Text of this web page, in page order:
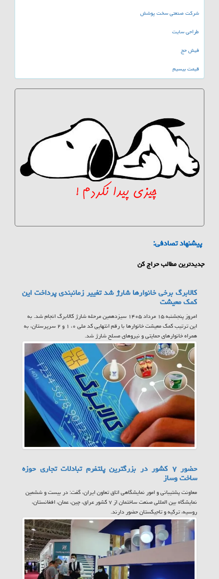
شرکت صنعتی سخت پوشش
طراحی سایت
فیش حج
قیمت بیسیم
پیشنهاد تصادفی:
جدیدترین مطالب حراج کن
کالابرگ برخی خانوارها شارژ شد تغییر زمانبندی پرداخت این
کمک معیشت
امروز پنجشنبه ۱۵ مرداد ۱۴۰۵ سیزدهمین مرحله شارژ کالابرگ انجام شد. به
این ترتیب کمک معیشت خانوارها با رقم انتهایی کد ملی ۰، ۱ و ۲ سرپرستان، به
همراه خانوارهای حمایتی و نیروهای مسلح شارژ شد.
حضور ۷ کشور در بزرگترین پلتفرم تبادلات تجاری حوزه
ساخت وساز
معاونت پشتیبانی و امور نمایشگاهی اتاق تعاون ایران، گفت: در بیست و ششمین
نمایشگاه بین المللی صنعت ساختمان از ۷ کشور عراق، چین، عمان، افغانستان،
روسیه، ترکیه و تاجیکستان حضور دارند.